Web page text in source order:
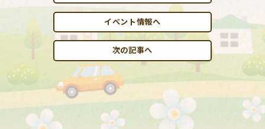
イベント情報へ
次の記事へ